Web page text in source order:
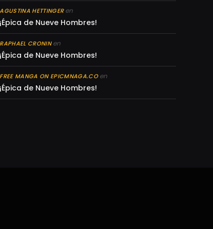
AGUSTINA HETTINGERen
¡Épica de Nueve Hombres!
RAPHAEL CRONINen
¡Épica de Nueve Hombres!
FREE MANGA ON EPICMNAGA.COen
¡Épica de Nueve Hombres!